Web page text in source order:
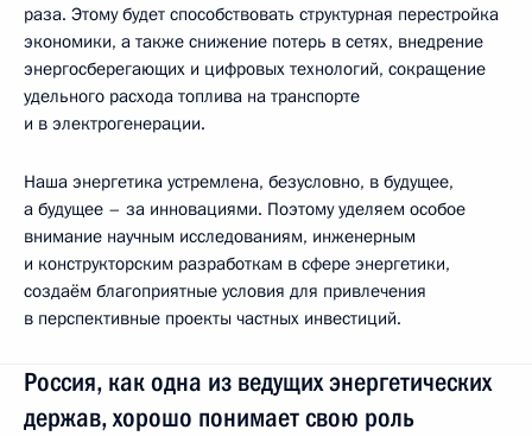
раза. Этому будет способствовать структурная перестройка
экономики, а также снижение потерь в сетях, внедрение
энергосберегающих и цифровых технологий, сокращение
удельного расхода топлива на транспорте
и в электрогенерации.
Наша энергетика устремлена, безусловно, в будущее,
а будущее – за инновациями. Поэтому уделяем особое
внимание научным исследованиям, инженерным
и конструкторским разработкам в сфере энергетики,
создаём благоприятные условия для привлечения
в перспективные проекты частных инвестиций.
Россия, как одна из ведущих энергетических
держав, хорошо понимает свою роль